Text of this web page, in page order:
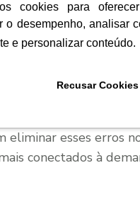
cookies para
o desempenho, analisar
e personalizar conteúdo.
Recusar Cookies
tornar positiva a
a
de eficiência na
os seus
eliminar esses erros
conectados à